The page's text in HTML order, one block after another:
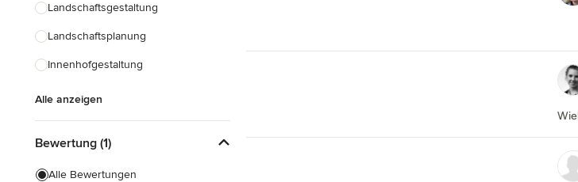
Einbauschränke
Landschaftsgestaltung
Landschaftsplanung
Innenhofgestaltung
Alle anzeigen
Bewertung (1)
Alle Bewertungen